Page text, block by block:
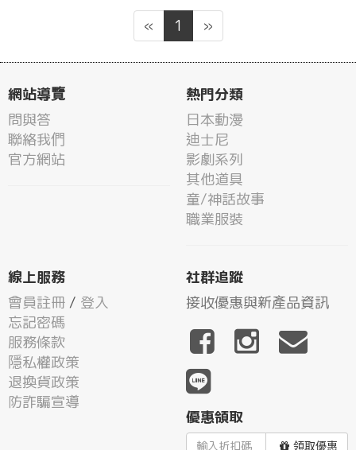
« 1 »
網站導覽
問與答
聯絡我們
官方網站
熱門分類
日本動漫
迪士尼
影劇系列
其他道具
童/神話故事
職業服裝
線上服務
會員註冊 / 登入
忘記密碼
服務條款
隱私權政策
退換貨政策
防詐騙宣導
社群追蹤
接收優惠與新產品資訊
優惠領取
領取優惠